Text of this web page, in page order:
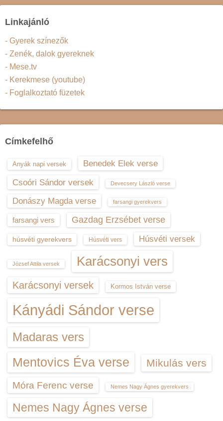
Linkajánló
- Gyerek színezők
- Zenék, dalok gyereknek
- Mese.tv
- Kerekmese (youtube)
- Foglalkoztató füzetek
Címkefelhő
Anyák napi versek
Benedek Elek verse
Csoóri Sándor versek
Devecsery László verse
Donászy Magda verse farsangi gyerekvers
farsangi vers Gazdag Erzsébet verse
húsvéti gyerekvers Húsvéti vers Húsvéti versek
József Attila versek Karácsonyi vers
Karácsonyi versek Kormos István verse
Kányádi Sándor verse
Madaras vers
Mentovics Éva verse Mikulás vers
Móra Ferenc verse Nemes Nagy Ágnes gyerekvers
Nemes Nagy Ágnes verse